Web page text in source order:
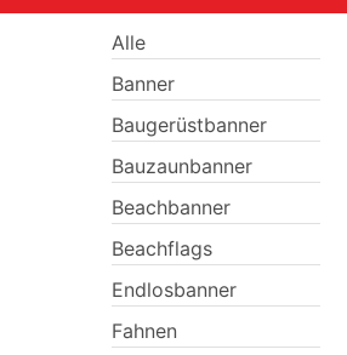
Alle
Banner
Baugerüstbanner
Bauzaunbanner
Beachbanner
Beachflags
Endlosbanner
Fahnen